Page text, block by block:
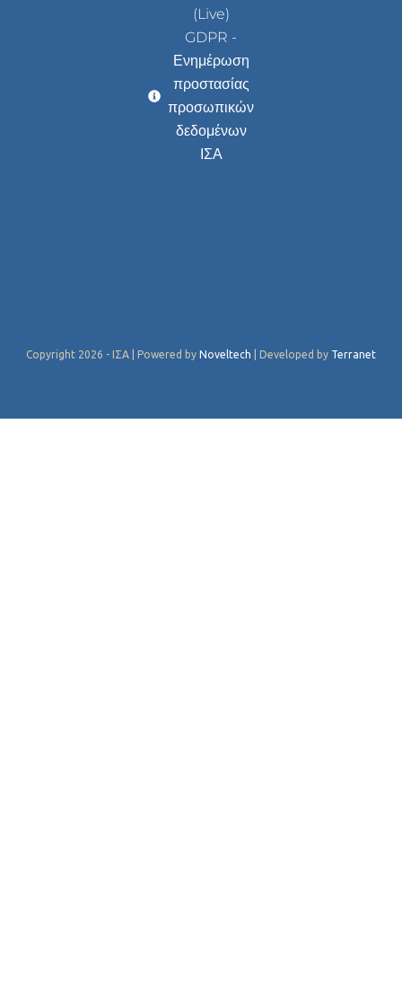
(Live)
GDPR -
Ενημέρωση
προστασίας
προσωπικών
δεδομένων
ΙΣΑ
Copyright 2026 - ΙΣΑ | Powered by Noveltech | Developed by Terranet